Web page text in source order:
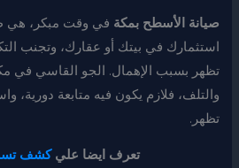
صيانة الأسطح بمكة في وقت مبكر، هي
استثمارك في بيتك أو عقارك، وتجنب
تظهر بسبب الإهمال. الجو القاسي في
والتلف، فلازم يكون فيه متابعة دورية،
تظهر.
تعرف ايضا عليكشف